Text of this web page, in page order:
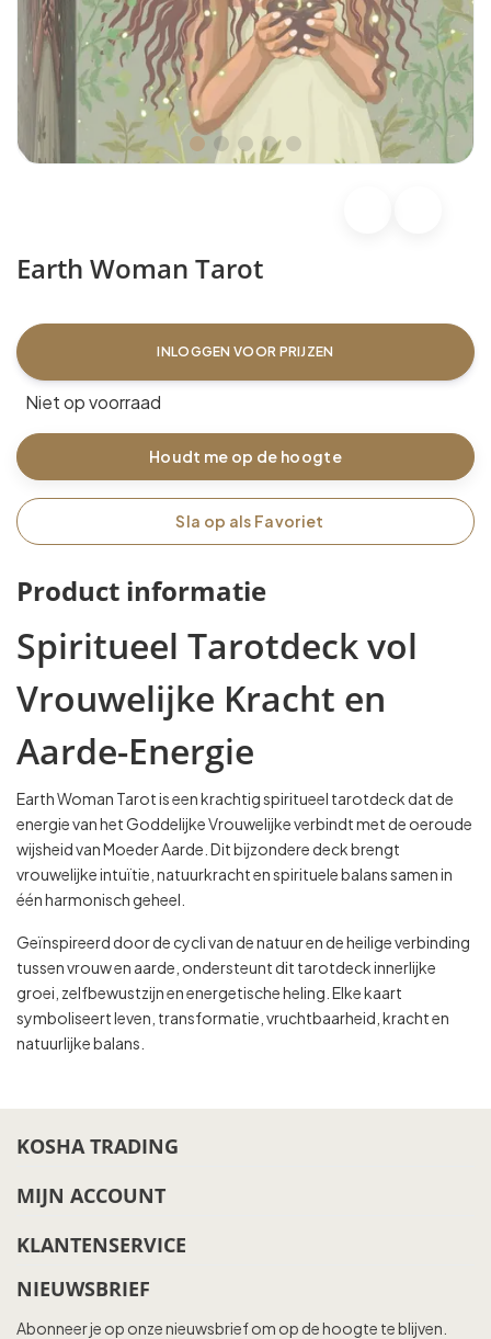
Earth Woman Tarot
INLOGGEN VOOR PRIJZEN
Niet op voorraad
Houdt me op de hoogte
Sla op als Favoriet
Product informatie
Spiritueel Tarotdeck vol
Vrouwelijke Kracht en
Aarde-Energie
Earth Woman Tarot is een krachtig spiritueel tarotdeck dat de
energie van het Goddelijke Vrouwelijke verbindt met de oeroude
wijsheid van Moeder Aarde. Dit bijzondere deck brengt
vrouwelijke intuïtie, natuurkracht en spirituele balans samen in
één harmonisch geheel.
Geïnspireerd door de cycli van de natuur en de heilige verbinding
tussen vrouw en aarde, ondersteunt dit tarotdeck innerlijke
groei, zelfbewustzijn en energetische heling. Elke kaart
symboliseert leven, transformatie, vruchtbaarheid, kracht en
natuurlijke balans.
KOSHA TRADING
MIJN ACCOUNT
KLANTENSERVICE
NIEUWSBRIEF
Abonneer je op onze nieuwsbrief om op de hoogte te blijven.